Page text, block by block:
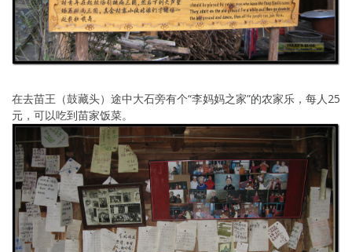
在去苗王（鼓藏头）途中大石旁有个“李妈妈之家”的农家乐，每人25
元，可以吃到苗家饭菜。